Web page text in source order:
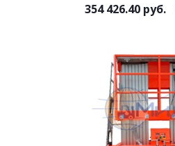
354 426.40руб.